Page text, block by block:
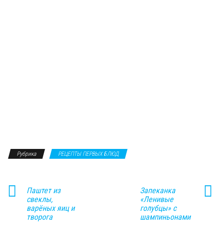
Рубрика РЕЦЕПТЫ ПЕРВЫХ БЛЮД
Паштет из
свеклы,
варёных яиц и
творога
Запеканка
«Ленивые
голубцы» с
шампиньонами